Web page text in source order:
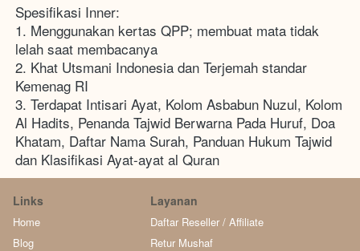
Spesifikasi Inner:
1. Menggunakan kertas QPP; membuat mata tidak
lelah saat membacanya
2. Khat Utsmani Indonesia dan Terjemah standar
Kemenag RI
3. Terdapat Intisari Ayat, Kolom Asbabun Nuzul, Kolom
Al Hadits, Penanda Tajwid Berwarna Pada Huruf, Doa
Khatam, Daftar Nama Surah, Panduan Hukum Tajwid
dan Klasifikasi Ayat-ayat al Quran
Links
Home
Blog
Layanan
Daftar Reseller / Affiliate
Retur Mushaf